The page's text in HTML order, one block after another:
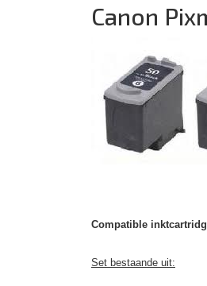
Canon
Compatible
Set bestaande uit: